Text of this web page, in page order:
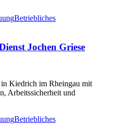
Betriebliches
Jochen Griese
Kiedrich im Rheingau mit
Arbeitssicherheit und
Betriebliches